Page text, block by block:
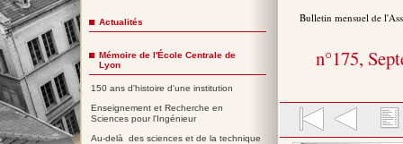
Bulletin mensuel de
n°175,
Actualités
Mémoire de l'École Centrale de
Lyon
150 ans d'histoire d'une institution
Enseignement et Recherche en
Sciences pour l'Ingénieur
Au-delà des sciences et de la technique